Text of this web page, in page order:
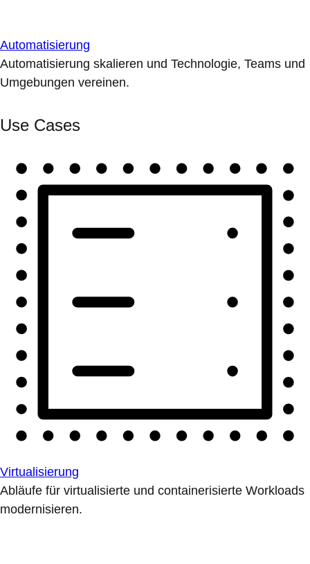
Automatisierung
Automatisierung skalieren und Technologie, Teams und
Umgebungen vereinen.
Use Cases
Virtualisierung
Abläufe für virtualisierte und containerisierte Workloads
modernisieren.